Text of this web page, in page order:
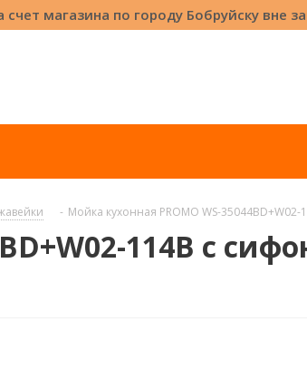
магазина по городу Бобруйску вне
- Мойка кухонная PROMO WS-
114B с